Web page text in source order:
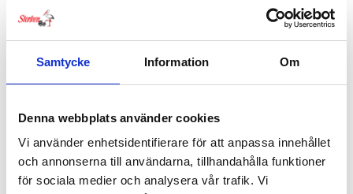
Samtycke Information Om
Denna webbplats använder cookies
Vi använder enhetsidentifierare för att anpassa innehållet
och annonserna till användarna, tillhandahålla funktioner
för sociala medier och analysera vår trafik. Vi